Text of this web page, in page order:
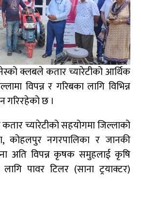
क्लबले कतार च्यारेटीको आर्थिक
विपन्न र गरिबका लागि विभिन्न
गरिरहेको छ ।
च्यारेटीको सहयोगमा जिल्लाको
कोहलपुर नगरपालिका र जानकी
अति विपन्न कृषक समुहलाई कृषि
लागि पावर टिलर (साना ट्रयाक्टर)